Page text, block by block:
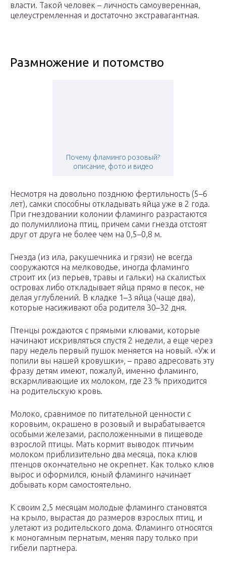
власти. Такой человек – личность самоуверенная,
целеустремленная и достаточно экстравагантная.
Размножение и потомство
Почему фламинго розовый?
описание, фото и видео
Несмотря на довольно позднюю фертильность (5–6
лет), самки способны откладывать яйца уже в 2 года.
При гнездовании колонии фламинго разрастаются
до полумиллиона птиц, причем сами гнезда отстоят
друг от друга не более чем на 0,5–0,8 м.
Гнезда (из ила, ракушечника и грязи) не всегда
сооружаются на мелководье, иногда фламинго
строит их (из перьев, травы и гальки) на скалистых
островах либо откладывает яйца прямо в песок, не
делая углублений. В кладке 1–3 яйца (чаще два),
которые насиживают оба родителя 30–32 дня.
Птенцы рождаются с прямыми клювами, которые
начинают искривляться спустя 2 недели, а еще через
пару недель первый пушок меняется на новый. «Уж и
попили вы нашей кровушки», – право адресовать эту
фразу детям имеют, пожалуй, именно фламинго,
вскармливающие их молоком, где 23 % приходится
на родительскую кровь.
Молоко, сравнимое по питательной ценности с
коровьим, окрашено в розовый и вырабатывается
особыми железами, расположенными в пищеводе
взрослой птицы. Мать кормит выводок птичьим
молоком приблизительно два месяца, пока клюв
птенцов окончательно не окрепнет. Как только клюв
вырос и оформился, юный фламинго начинает
добывать корм самостоятельно.
К своим 2,5 месяцам молодые фламинго становятся
на крыло, вырастая до размеров взрослых птиц, и
улетают из родительского дома. Фламинго относятся
к моногамным пернатым, меняя пару только при
гибели партнера.